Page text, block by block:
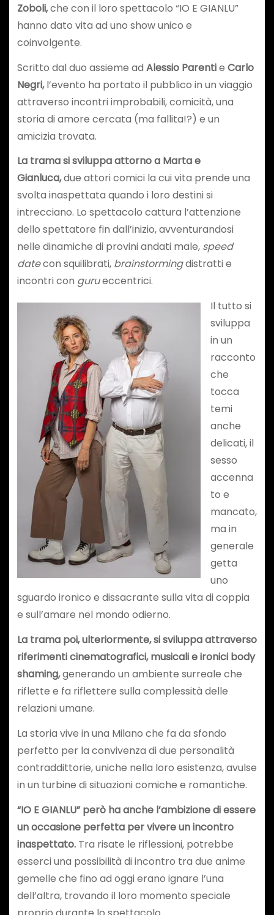
Zoboli,che con il loro spettacolo “IO E GIANLU”
hanno dato vita ad uno show unico e
coinvolgente.
Scritto dal duo assieme ad Alessio Parentie Carlo
Negri,l’evento ha portato il pubblico in un viaggio
attraverso incontri improbabili, comicità, una
storia di amore cercata (ma fallita!?) e un
amicizia trovata.
La trama si sviluppa attorno a Marta e
Gianluca,due attori comici la cui vita prende una
svolta inaspettata quando i loro destini si
intrecciano. Lo spettacolo cattura l’attenzione
dello spettatore fin dall’inizio, avventurandosi
nelle dinamiche di provini andati male, speed
datecon squilibrati, brainstormingdistratti e
incontri con gurueccentrici.
Il tutto si
sviluppa
in un
racconto
che
tocca
temi
anche
delicati, il
sesso
accenna
to e
mancato,
ma in
generale
getta
uno
sguardo ironico e dissacrante sulla vita di coppia
e sull’amare nel mondo odierno.
La trama poi, ulteriormente, si sviluppa attraverso
riferimenti cinematografici, musicali e ironici body
shaming,generando un ambiente surreale che
riflette e fa riflettere sulla complessità delle
relazioni umane.
La storia vive in una Milano che fa da sfondo
perfetto per la convivenza di due personalità
contraddittorie, uniche nella loro esistenza, avulse
in un turbine di situazioni comiche e romantiche.
“IO E GIANLU” però ha anche l’ambizione di essere
un occasione perfetta per vivere un incontro
inaspettato.Tra risate le riflessioni, potrebbe
esserci una possibilità di incontro tra due anime
gemelle che fino ad oggi erano ignare l’una
dell’altra, trovando il loro momento speciale